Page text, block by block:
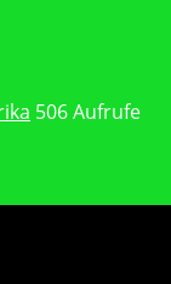
506 Aufrufe